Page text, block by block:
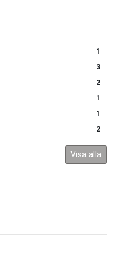
1
3
2
1
1
2
Visa alla